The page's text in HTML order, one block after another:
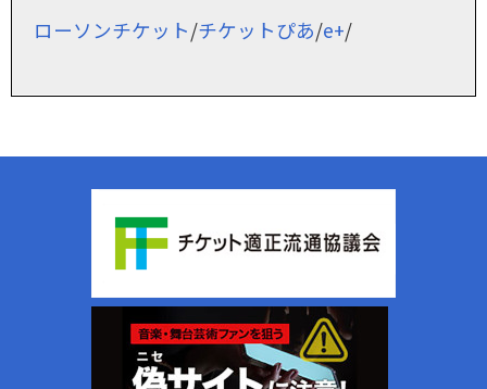
ローソンチケット/チケットぴあ/e+/